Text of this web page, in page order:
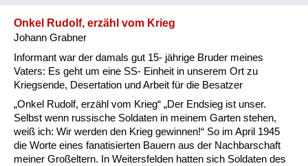
Onkel Rudolf, erzähl vom Krieg
Johann Grabner
Informant war der damals gut 15- jährige Bruder meines
Vaters: Es geht um eine SS- Einheit in unserem Ort zu
Kriegsende, Desertation und Arbeit für die Besatzer
„Onkel Rudolf, erzähl vom Krieg“ „Der Endsieg ist unser.
Selbst wenn russische Soldaten in meinem Garten stehen,
weiß ich: Wir werden den Krieg gewinnen!“ So im April 1945
die Worte eines fanatisierten Bauern aus der Nachbarschaft
meiner Großeltern. In Weitersfelden hatten sich Soldaten des